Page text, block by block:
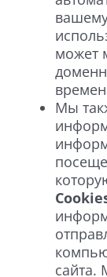
может
Мы
сайта.